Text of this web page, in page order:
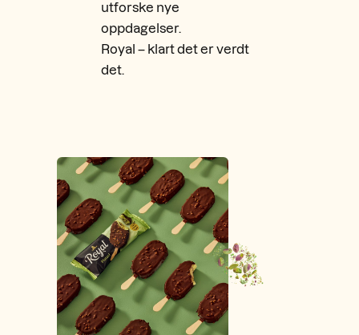
utforske nye
oppdagelser.
Royal – klart det er verdt
det.